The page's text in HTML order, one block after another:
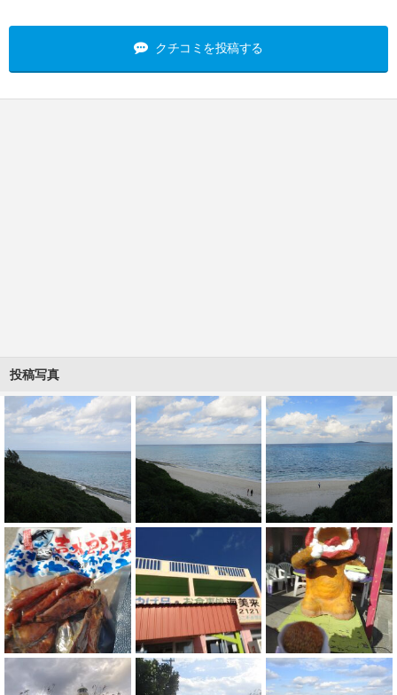
クチコミを投稿する
投稿写真